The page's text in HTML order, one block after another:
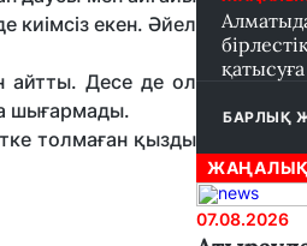
киімсіз екен. Әйел
айтты. Десе де ол
шығармады.
толмаған қызды
БАРЛЫҚ
07.08.2026